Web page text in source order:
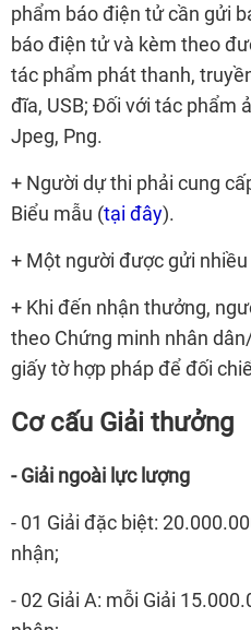
phẩm báo điện tử cần gửi
báo điện tử và kèm theo
tác phẩm phát thanh,
đĩa, USB; Đối với tác phẩm
Jpeg, Png.
+ Người dự thi phải cung
Biểu mẫu (tại đây).
+ Một người được gửi
+ Khi đến nhận thưởng,
theo Chứng minh nhân
giấy tờ hợp pháp để đối
Cơ cấu Giải thưởng
- Giải ngoài lực lượng
- 01 Giải đặc biệt:
nhận;
- 02 Giải A: mỗi Giải